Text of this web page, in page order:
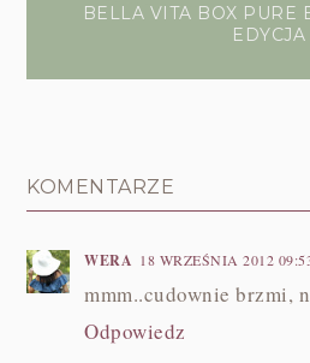
BELLA VITA BOX PURE
EDYCJA
KOMENTARZE
WERA 18 WRZEŚNIA 2012
mmm..cudownie brzmi,
Odpowiedz